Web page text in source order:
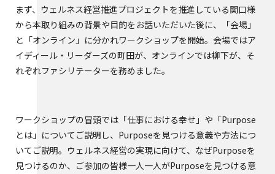
まず、ウェルネス経営推進プロジェクトを推進している関口様
から本取り組みの背景や目的をお話いただいた後に、「会場」
と「オンライン」に分かれワークショップを開始。会場ではア
イディール・リーダーズの町田が、オンラインでは柳下が、そ
れぞれファシリテーターを務めました。
ワークショップの冒頭では「仕事における幸せ」や「Purpose
とは」についてご説明し、Purposeを見つける意義や方法につ
いてご説明。ウェルネス経営の実現に向けて、なぜPurposeを
見つけるのか、ご参加の皆様一人一人がPurposeを見つける意